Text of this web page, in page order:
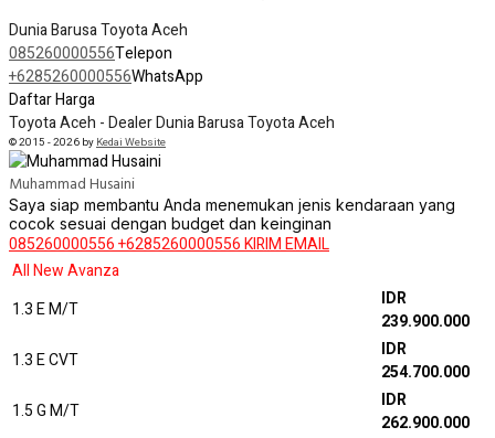
Dunia Barusa Toyota Aceh
085260000556Telepon
+6285260000556WhatsApp
Daftar Harga
Toyota Aceh - Dealer Dunia Barusa Toyota Aceh
© 2015 -2026 by Kedai Website
Muhammad Husaini
Saya siap membantu Anda menemukan jenis kendaraan yang
cocok sesuai dengan budget dan keinginan
085260000556+6285260000556KIRIM EMAIL
All New Avanza
1.3 E M/T
IDR
239.900.000
1.3 E CVT
IDR
254.700.000
1.5 G M/T
IDR
262.900.000